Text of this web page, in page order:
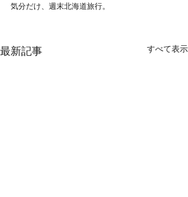
気分だけ、週末北海道旅行。
最新記事 すべて表示